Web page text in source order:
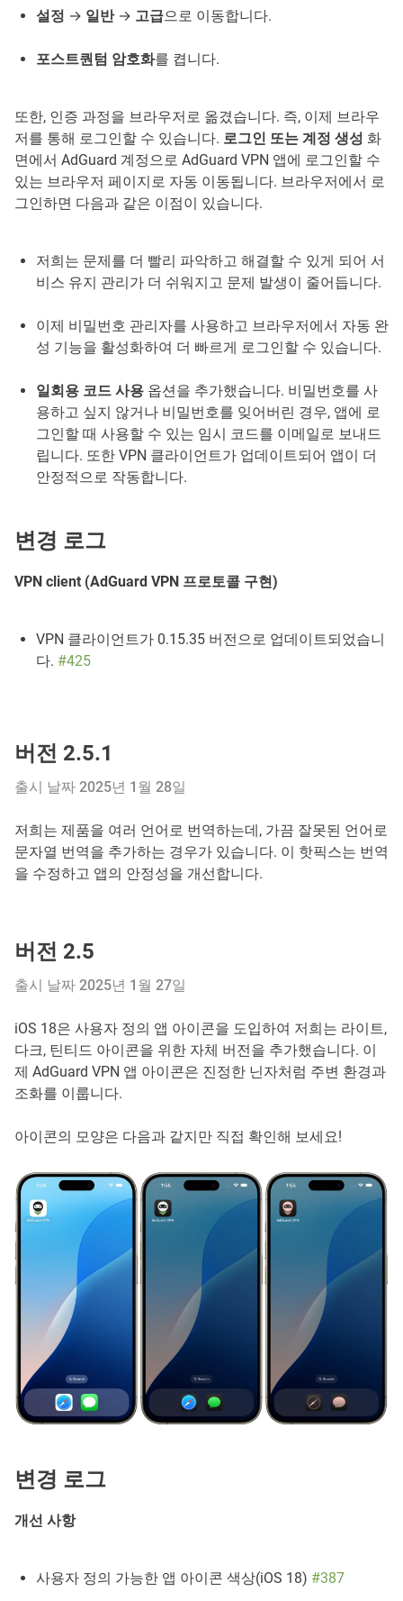
설정 → 일반→ 고급으로 이동합니다.
포스트퀀텀 암호화를 켭니다.
또한, 인증 과정을 브라우저로 옮겼습니다. 즉, 이제 브라우
저를 통해 로그인할 수 있습니다. 로그인 또는 계정 생성 화
면에서 AdGuard 계정으로 AdGuard VPN 앱에 로그인할 수
있는 브라우저 페이지로 자동 이동됩니다. 브라우저에서 로
그인하면 다음과 같은 이점이 있습니다.
저희는 문제를 더 빨리 파악하고 해결할 수 있게 되어 서
비스 유지 관리가 더 쉬워지고 문제 발생이 줄어듭니다.
이제 비밀번호 관리자를 사용하고 브라우저에서 자동 완
성 기능을 활성화하여 더 빠르게 로그인할 수 있습니다.
일회용 코드 사용 옵션을 추가했습니다. 비밀번호를 사
용하고 싶지 않거나 비밀번호를 잊어버린 경우, 앱에 로
그인할 때 사용할 수 있는 임시 코드를 이메일로 보내드
립니다. 또한 VPN 클라이언트가 업데이트되어 앱이 더
안정적으로 작동합니다.
변경 로그
VPN client (AdGuard VPN 프로토콜 구현)
VPN 클라이언트가 0.15.35 버전으로 업데이트되었습니
다. #425
버전 2.5.1
출시 날짜 2025년 1월 28일
저희는 제품을 여러 언어로 번역하는데, 가끔 잘못된 언어로
문자열 번역을 추가하는 경우가 있습니다. 이 핫픽스는 번역
을 수정하고 앱의 안정성을 개선합니다.
버전 2.5
출시 날짜 2025년 1월 27일
iOS 18은 사용자 정의 앱 아이콘을 도입하여 저희는 라이트,
다크, 틴티드 아이콘을 위한 자체 버전을 추가했습니다. 이
제 AdGuard VPN 앱 아이콘은 진정한 닌자처럼 주변 환경과
조화를 이룹니다.
아이콘의 모양은 다음과 같지만 직접 확인해 보세요!
변경 로그
개선 사항
사용자 정의 가능한 앱 아이콘 색상(iOS 18) #387